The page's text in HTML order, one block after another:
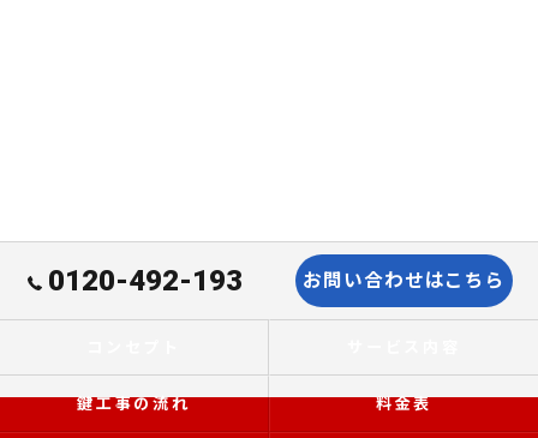
0120-492-193 お問い合わせはこちら
鍵工事の流れ 料金表